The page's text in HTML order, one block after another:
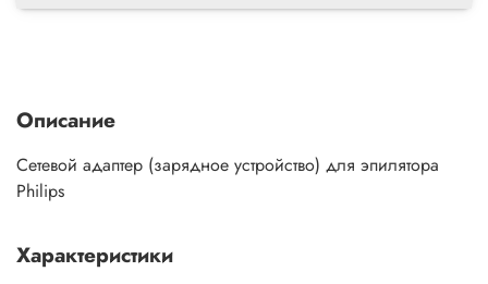
Описание
Сетевой адаптер (зарядное устройство) для эпилятора
Philips
Характеристики